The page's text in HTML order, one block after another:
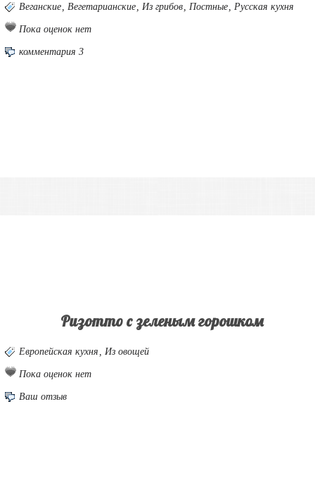
Веганские Вегетарианские Из грибов Постные Русская кухня
Пока оценок нет
комментария 3
Ризотто с зеленым горошком
Европейская кухня , Из овощей
Пока оценок нет
Ваш отзыв